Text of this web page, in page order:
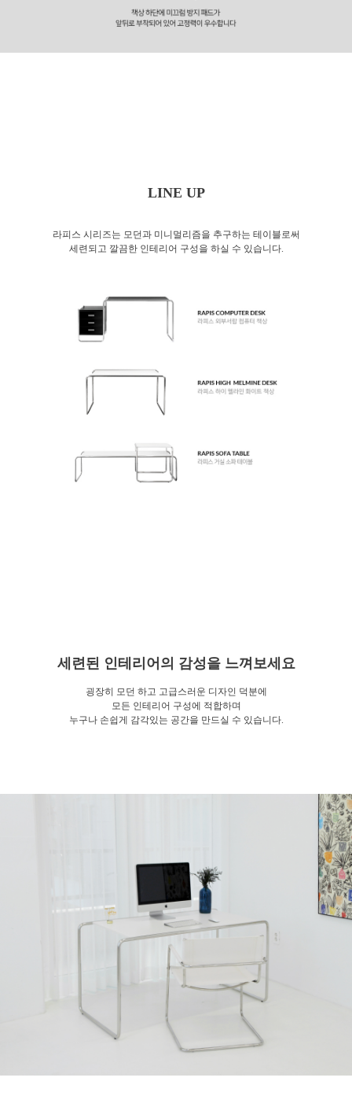
LINE UP
라피스 시리즈는 모던과 미니멀리즘을 추구하는 테이블로써
세련되고 깔끔한 인테리어 구성을 하실 수 있습니다.
세련된 인테리어의 감성을 느껴보세요
굉장히 모던 하고 고급스러운 디자인 덕분에
모든 인테리어 구성에 적합하며
누구나 손쉽게 감각있는 공간을 만드실 수 있습니다.